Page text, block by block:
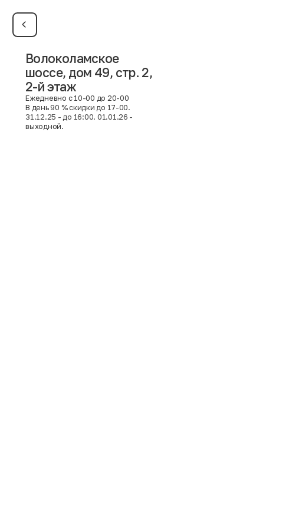
Волоколамское
шоссе, дом 49, стр. 2,
2-й этаж
Ежедневно с 10-00 до 20-00
В день 90 % скидки до 17-00.
31.12.25 - до 16:00. 01.01.26 -
выходной.
Имя
E-mail
Пол
Мужской
Женский